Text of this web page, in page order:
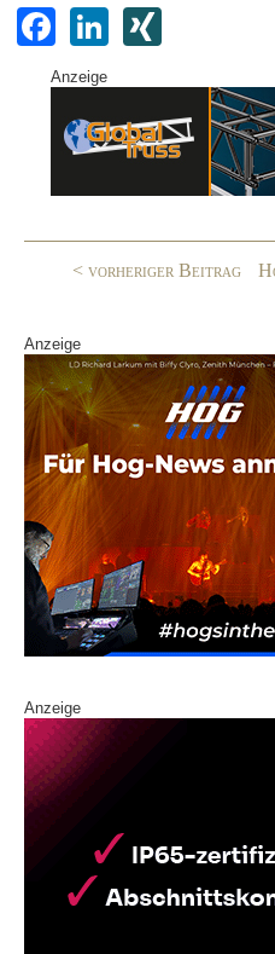
F
a
c
e
o
Li
k
e
G
Anzeige
< vorheriger Beitrag
Anzeige
Anzeige